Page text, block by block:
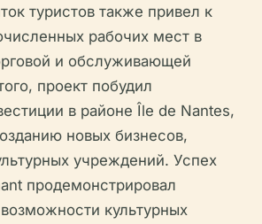
туристов также привел к
рабочих мест в
и обслуживающей
проект побудил
в районе Île de Nantes,
новых бизнесов,
учреждений. Успех
продемонстрировал
культурных